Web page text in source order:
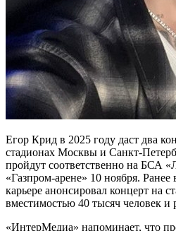
Егор Крид в 2025 году даст два
стадионах Москвы и Санкт-
пройдут соответственно на БСА
«Газпром-арене» 10 ноября.
карьере анонсировал концерт на
вместимостью 40 тысяч человек и
«ИнтерМедиа» напоминает, что